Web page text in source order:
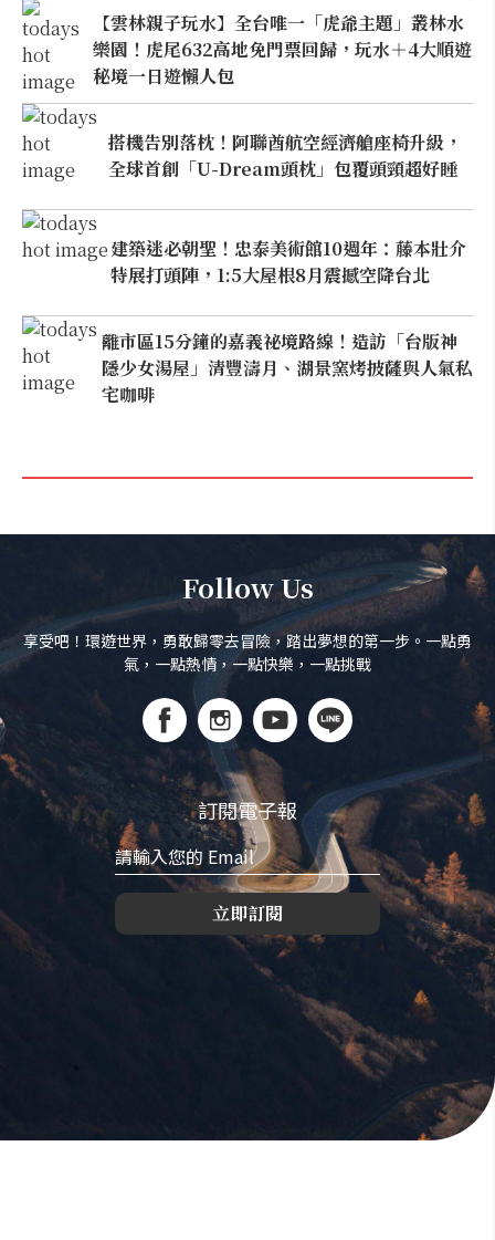
【雲林親子玩水】全台唯一「虎爺主題」叢林水
樂園！虎尾632高地免門票回歸，玩水＋4大順遊
秘境一日遊懶人包
搭機告別落枕！阿聯酋航空經濟艙座椅升級，
全球首創「U-Dream頭枕」包覆頭頸超好睡
建築迷必朝聖！忠泰美術館10週年：藤本壯介
特展打頭陣，1:5大屋根8月震撼空降台北
離市區15分鐘的嘉義祕境路線！造訪「台版神
隱少女湯屋」清豐濤月、湖景窯烤披薩與人氣私
宅咖啡
Follow Us
享受吧！環遊世界，勇敢歸零去冒險，踏出夢想的第一步。一點勇
氣，一點熱情，一點快樂，一點挑戰
訂閱電子報
立即訂閱